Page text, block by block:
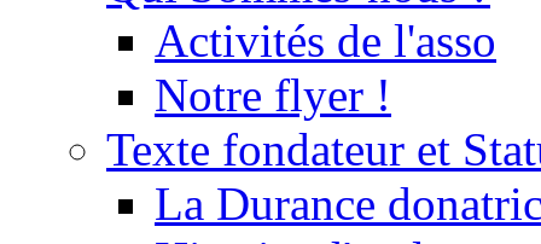
Activités de l'asso
Notre flyer !
Texte fondateur et
La Durance